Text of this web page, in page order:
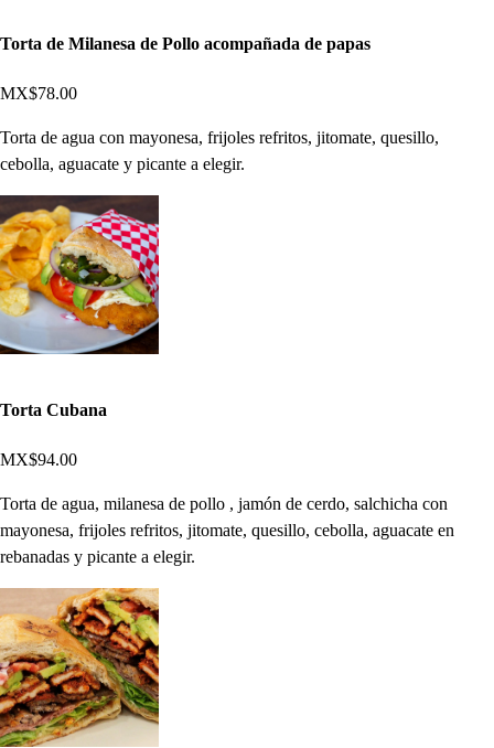
Torta de Milanesa de Pollo acompañada de papas
MX$78.00
Torta de agua con mayonesa, frijoles refritos, jitomate, quesillo,
cebolla, aguacate y picante a elegir.
Torta Cubana
MX$94.00
Torta de agua, milanesa de pollo , jamón de cerdo, salchicha con
mayonesa, frijoles refritos, jitomate, quesillo, cebolla, aguacate en
rebanadas y picante a elegir.